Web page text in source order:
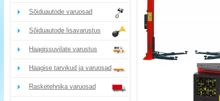
Sõiduautode varuosad
Sõiduautode lisavarustus
Haagissuvilate varustus
Haagise tarvikud ja varuosad
Rasketehnika varuosad